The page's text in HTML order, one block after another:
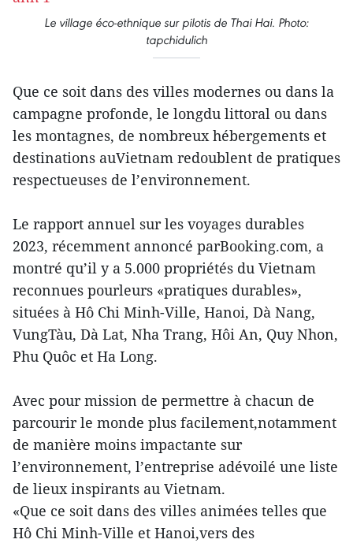
Le village éco-ethnique sur pilotis de Thai Hai. Photo:
tapchidulich
Que ce soit dans des villes modernes ou dans la
campagne profonde, le longdu littoral ou dans
les montagnes, de nombreux hébergements et
destinations auVietnam redoublent de pratiques
respectueuses de l’environnement.
Le rapport annuel sur les voyages durables
2023, récemment annoncé parBooking.com, a
montré qu’il y a 5.000 propriétés du Vietnam
reconnues pourleurs «pratiques durables»,
situées à Hô Chi Minh-Ville, Hanoi, Dà Nang,
VungTàu, Dà Lat, Nha Trang, Hôi An, Quy Nhon,
Phu Quôc et Ha Long.
Avec pour mission de permettre à chacun de
parcourir le monde plus facilement,notamment
de manière moins impactante sur
l’environnement, l’entreprise adévoilé une liste
de lieux inspirants au Vietnam.
«Que ce soit dans des villes animées telles que
Hô Chi Minh-Ville et Hanoi,vers des